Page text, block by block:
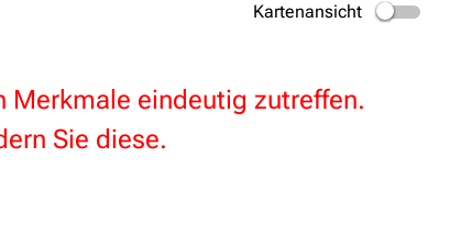
Kartenansicht
Merkmale eindeutig zutreffen.
Sie diese.